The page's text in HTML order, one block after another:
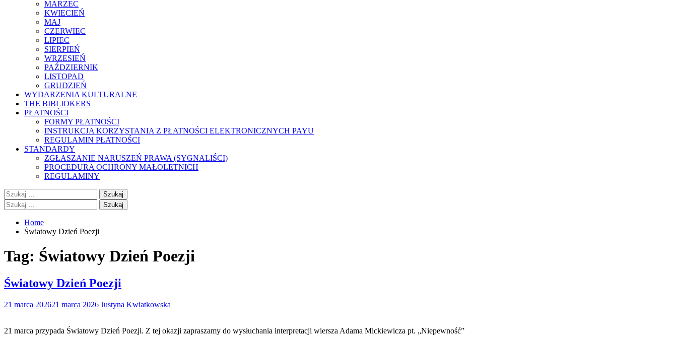
MARZEC
KWIECIEŃ
MAJ
CZERWIEC
LIPIEC
SIERPIEŃ
WRZESIEŃ
PAŹDZIERNIK
LISTOPAD
GRUDZIEŃ
WYDARZENIA KULTURALNE
THE BIBLIOKERS
PŁATNOŚCI
FORMY PŁATNOŚCI
INSTRUKCJA KORZYSTANIA Z PŁATNOŚCI ELEKTRONICZNYCH PAYU
REGULAMIN PŁATNOŚCI
STANDARDY
ZGŁASZANIE NARUSZEŃ PRAWA (SYGNALIŚCI)
PROCEDURA OCHRONY MAŁOLETNICH
REGULAMINY
Szukaj:
Szukaj:
Home
Światowy Dzień Poezji
Tag: Światowy Dzień Poezji
Światowy Dzień Poezji
21 marca 202621 marca 2026 Justyna Kwiatkowska
21 marca przypada Światowy Dzień Poezji. Z tej okazji zapraszamy do wysłuchania interpretacji wiersza Adama Mickiewicza pt. „Niepewność”